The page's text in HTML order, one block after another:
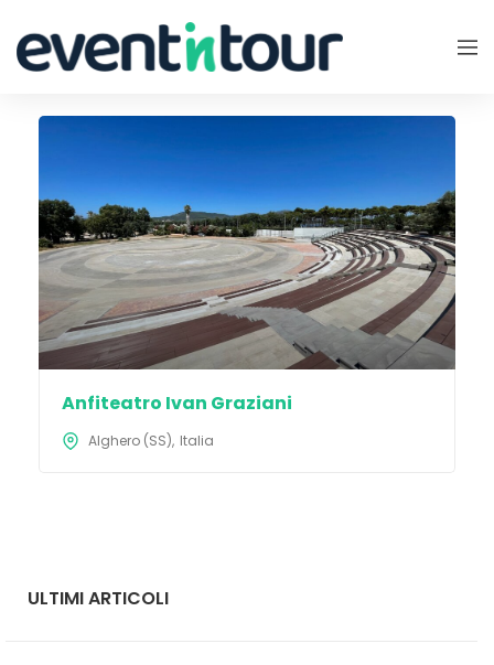
Anfiteatro Ivan Graziani
Alghero (SS) Italia
ULTIMI ARTICOLI